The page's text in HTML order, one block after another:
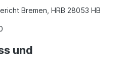
Bremen, HRB 28053 HB
und